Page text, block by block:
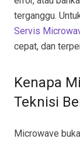
terganggu.
Servis
cepat, dan
Kenapa
Teknisi
Microwave